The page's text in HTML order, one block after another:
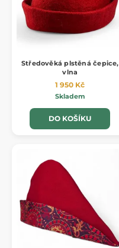
Středověká plstěná čepice,
vlna
1 950 Kč
Skladem
DO KOŠÍKU